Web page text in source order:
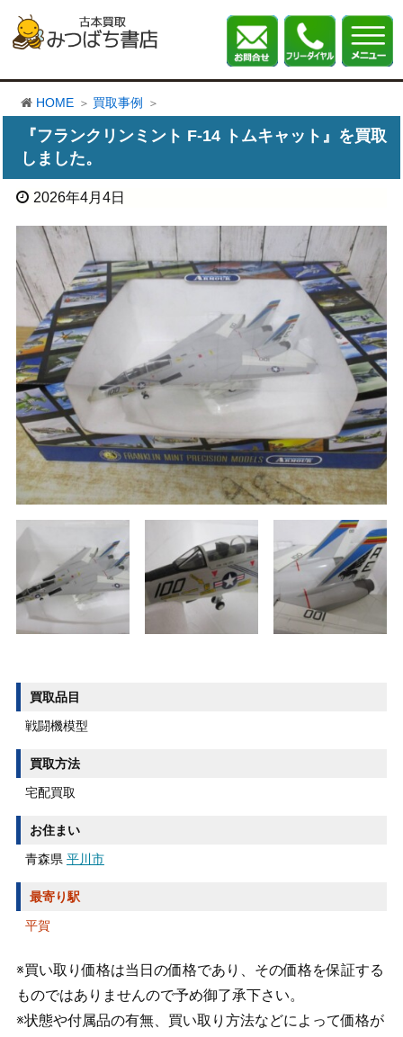
HOME 買取事例
『フランクリンミント F-14 トムキャット』を買取
しました。
2026年4月4日
買取品目
戦闘機模型
買取方法
宅配買取
お住まい
青森県 平川市
最寄り駅
平賀
※買い取り価格は当日の価格であり、その価格を保証する
ものではありませんので予め御了承下さい。
※状態や付属品の有無、買い取り方法などによって価格が